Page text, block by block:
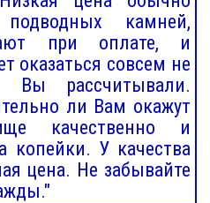
камней,
при оплате, и
оказаться совсем не
рассчитывали.
ли Вам окажут
качественно и
копейки. У качества
цена. Не забывайте